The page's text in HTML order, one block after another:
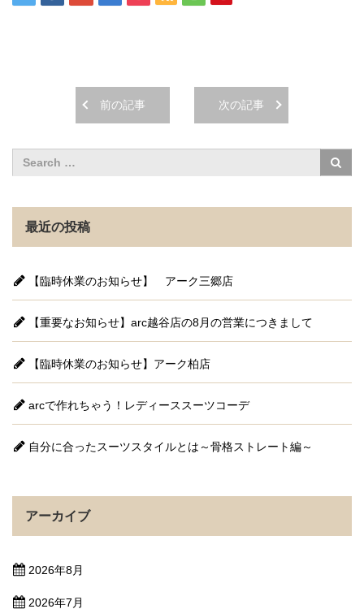
前の記事 次の記事
最近の投稿
【臨時休業のお知らせ】 アーク三郷店
【重要なお知らせ】arc越谷店の8月の営業につきまして
【臨時休業のお知らせ】アーク柏店
arcで作れちゃう！レディーススーツコーデ
自分に合ったスーツスタイルとは～骨格ストレート編～
アーカイブ
2026年8月
2026年7月